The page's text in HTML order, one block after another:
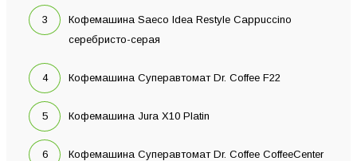
Кофемашина Saeco Idea Restyle Cappuccino
серебристо-серая
Кофемашина Суперавтомат Dr. Coffee F22
Кофемашина Jura X10 Platin
Кофемашина Суперавтомат Dr. Coffee CoffeeCenter